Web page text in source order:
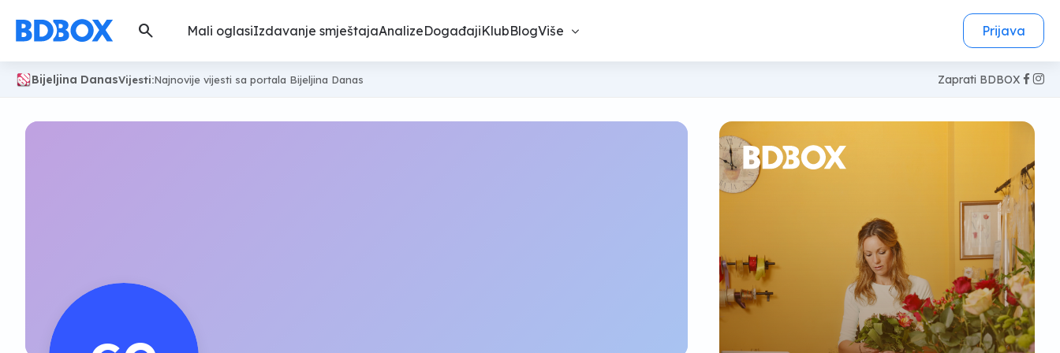
search Mali oglasiIzdavanje smještajaAnalizeDogađajiKlubBlogViše Prijava
Bijeljina DanasVijesti:Najnovije vijesti sa portala Bijeljina Danas Zaprati BDBOX